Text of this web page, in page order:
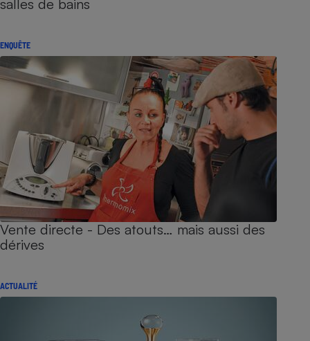
salles de bains
ENQUÊTE
Vente directe - Des atouts… mais aussi des
dérives
ACTUALITÉ